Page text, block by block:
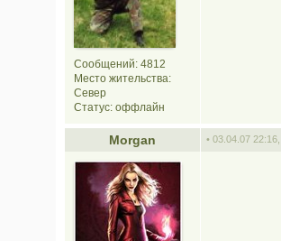
Сообщений: 4812
Место жительства:
Север
Статус: оффлайн
Morgan • 03.04.07 22:16,